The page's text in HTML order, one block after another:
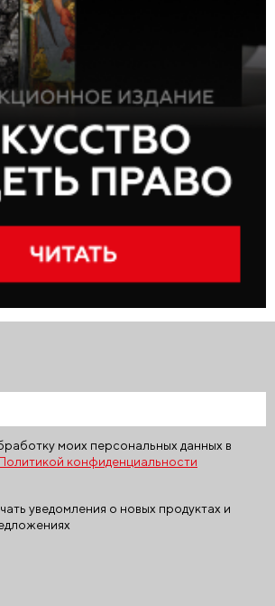
моих персональных данных в
конфиденциальности
уведомления о новых продуктах и